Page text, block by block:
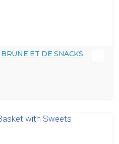
ET DE SNACKS